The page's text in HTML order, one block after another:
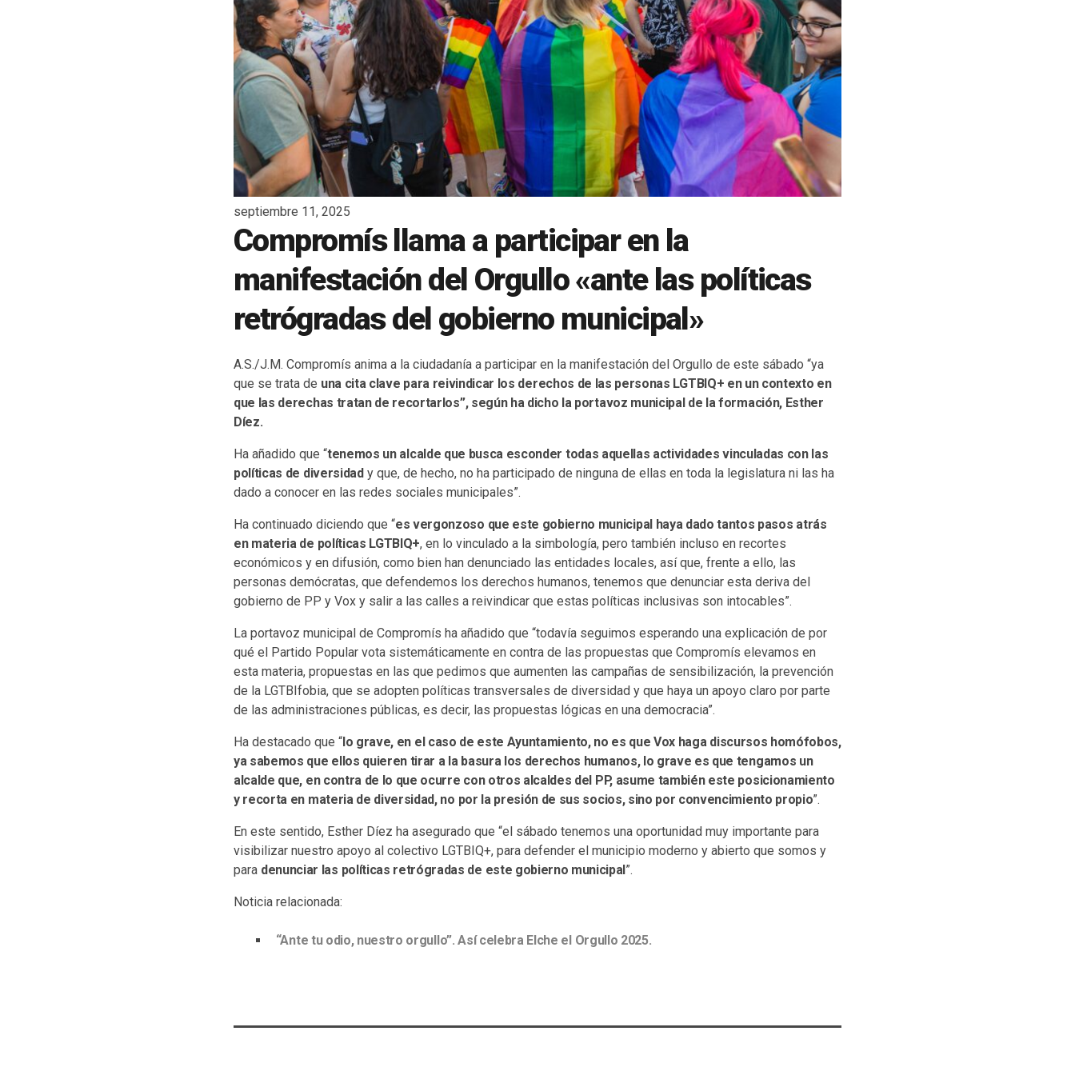
septiembre 11, 2025
Compromís llama a participar en la
manifestación del Orgullo «ante las políticas
retrógradas del gobierno municipal»
A.S./J.M. Compromís anima a la ciudadanía a participar en la manifestación del Orgullo de este sábado “ya
que se trata de una cita clave para reivindicar los derechos de las personas LGTBIQ+ en un contexto en
que las derechas tratan de recortarlos”, según ha dicho la portavoz municipal de la formación, Esther
Díez.
Ha añadido que “tenemos un alcalde que busca esconder todas aquellas actividades vinculadas con las
políticas de diversidady que, de hecho, no ha participado de ninguna de ellas en toda la legislatura ni las ha
dado a conocer en las redes sociales municipales”.
Ha continuado diciendo que “es vergonzoso que este gobierno municipal haya dado tantos pasos atrás
en materia de políticas LGTBIQ+, en lo vinculado a la simbología, pero también incluso en recortes
económicos y en difusión, como bien han denunciado las entidades locales, así que, frente a ello, las
personas demócratas, que defendemos los derechos humanos, tenemos que denunciar esta deriva del
gobierno de PP y Vox y salir a las calles a reivindicar que estas políticas inclusivas son intocables”.
La portavoz municipal de Compromís ha añadido que “todavía seguimos esperando una explicación de por
qué el Partido Popular vota sistemáticamente en contra de las propuestas que Compromís elevamos en
esta materia, propuestas en las que pedimos que aumenten las campañas de sensibilización, la prevención
de la LGTBIfobia, que se adopten políticas transversales de diversidad y que haya un apoyo claro por parte
de las administraciones públicas, es decir, las propuestas lógicas en una democracia”.
Ha destacado que “lo grave, en el caso de este Ayuntamiento, no es que Vox haga discursos homófobos,
ya sabemos que ellos quieren tirar a la basura los derechos humanos, lo grave es que tengamos un
alcalde que, en contra de lo que ocurre con otros alcaldes del PP, asume también este posicionamiento
y recorta en materia de diversidad, no por la presión de sus socios, sino por convencimiento propio”.
En este sentido, Esther Díez ha asegurado que “el sábado tenemos una oportunidad muy importante para
visibilizar nuestro apoyo al colectivo LGTBIQ+, para defender el municipio moderno y abierto que somos y
para denunciar las políticas retrógradas de este gobierno municipal”.
Noticia relacionada:
“Ante tu odio, nuestro orgullo”. Así celebra Elche el Orgullo 2025.